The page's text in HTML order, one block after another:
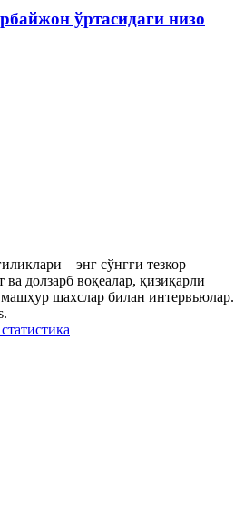
ўртасидаги низо
– энг сўнгги тезкор
долзарб воқеалар, қизиқарли
шахслар билан интервьюлар.